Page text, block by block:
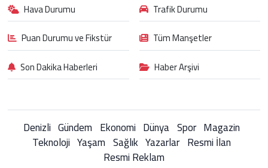
Hava Durumu
Trafik Durumu
Puan Durumu ve Fikstür
Tüm Manşetler
Son Dakika Haberleri
Haber Arşivi
Denizli Gündem Ekonomi Dünya Spor Magazin
Teknoloji Yaşam Sağlık Yazarlar Resmi İlan
Resmi Reklam